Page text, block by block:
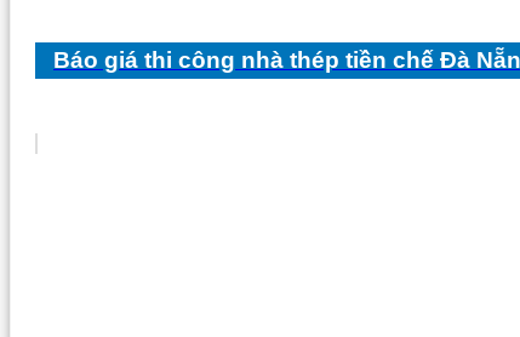
Báo giá thi công nhà thép tiền chế Đà